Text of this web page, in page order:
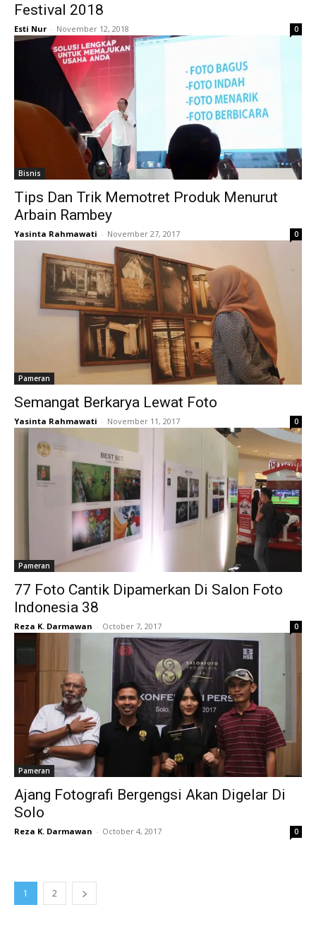
Festival 2018
Esti Nur - November 12, 2018 0
Bisnis
Tips Dan Trik Memotret Produk Menurut
Arbain Rambey
Yasinta Rahmawati - November 27, 2017 0
Pameran
Semangat Berkarya Lewat Foto
Yasinta Rahmawati - November 11, 2017 0
Pameran
77 Foto Cantik Dipamerkan Di Salon Foto
Indonesia 38
Reza K. Darmawan - October 7, 2017 0
Pameran
Ajang Fotografi Bergengsi Akan Digelar Di
Solo
Reza K. Darmawan - October 4, 2017 0
1 2